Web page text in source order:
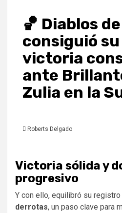
🏀 Diablos
consiguió
victoria
ante
Zulia en la
Roberts Delgado
Victoria sólida y
progresivo
Y con ello, equilibró su registro
derrotas, un paso clave para